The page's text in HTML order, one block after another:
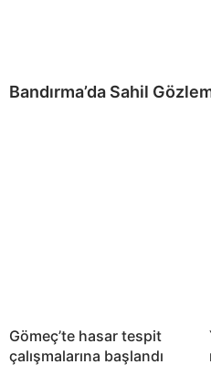
Bandırma’da Sahil
Gömeç’te hasar tespit
çalışmalarına başlandı